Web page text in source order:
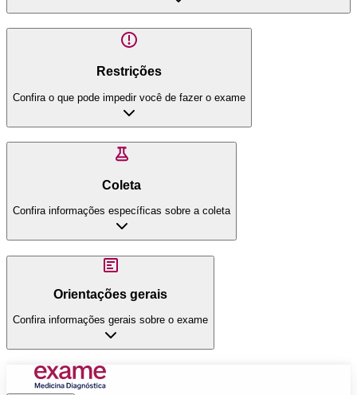
Restrições
Confira o que pode impedir você de fazer o exame
Coleta
Confira informações específicas sobre a coleta
Orientações gerais
Confira informações gerais sobre o exame